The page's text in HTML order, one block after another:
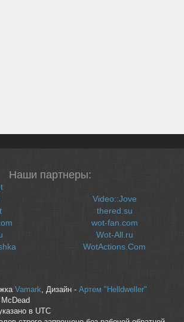
Наши партнеры:
Video::Jove
thered.su
wot-fan.com
Wot-All.ru
WotActions.Com
Vamark, Дизайн - Артем "Helldweller"
в UTC